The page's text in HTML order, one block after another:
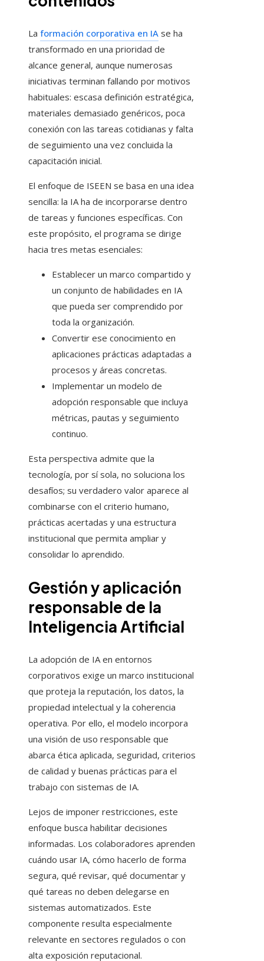
La formación corporativa en IA se ha
transformado en una prioridad de
alcance general, aunque numerosas
iniciativas terminan fallando por motivos
habituales: escasa definición estratégica,
materiales demasiado genéricos, poca
conexión con las tareas cotidianas y falta
de seguimiento una vez concluida la
capacitación inicial.
El enfoque de ISEEN se basa en una idea
sencilla: la IA ha de incorporarse dentro
de tareas y funciones específicas. Con
este propósito, el programa se dirige
hacia tres metas esenciales:
Establecer un marco compartido y
un conjunto de habilidades en IA
que pueda ser comprendido por
toda la organización.
Convertir ese conocimiento en
aplicaciones prácticas adaptadas a
procesos y áreas concretas.
Implementar un modelo de
adopción responsable que incluya
métricas, pautas y seguimiento
continuo.
Esta perspectiva admite que la
tecnología, por sí sola, no soluciona los
desafíos; su verdadero valor aparece al
combinarse con el criterio humano,
prácticas acertadas y una estructura
institucional que permita ampliar y
consolidar lo aprendido.
Gestión y aplicación
responsable de la
Inteligencia Artificial
La adopción de IA en entornos
corporativos exige un marco institucional
que proteja la reputación, los datos, la
propiedad intelectual y la coherencia
operativa. Por ello, el modelo incorpora
una visión de uso responsable que
abarca ética aplicada, seguridad, criterios
de calidad y buenas prácticas para el
trabajo con sistemas de IA.
Lejos de imponer restricciones, este
enfoque busca habilitar decisiones
informadas. Los colaboradores aprenden
cuándo usar IA, cómo hacerlo de forma
segura, qué revisar, qué documentar y
qué tareas no deben delegarse en
sistemas automatizados. Este
componente resulta especialmente
relevante en sectores regulados o con
alta exposición reputacional.